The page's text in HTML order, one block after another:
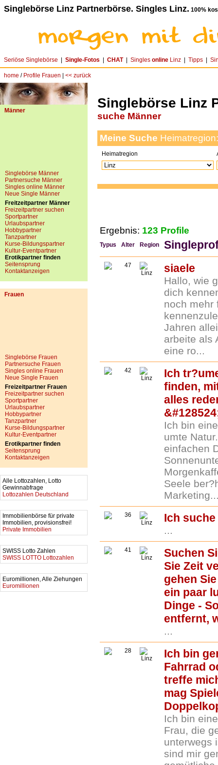
Singlebörse Linz Partnerbörse. Singles Linz. 100%
Seriöse Singlebörse Single-Fotos CHAT| Singles online Linz Tipps
home / Profile Frauen << zurück
Männer
Singlebörse Männer
Partnersuche Männer
Singles online Männer
Neue Single Männer
Freitzeitpartner Männer
Freizeitpartner suchen
Sportpartner
Urlaubspartner
Hobbypartner
Tanzpartner
Kurse-Bildungspartner
Kultur-Eventpartner
Erotikpartner finden
Seitensprung
Kontaktanzeigen
Frauen
Singlebörse Frauen
Partnersuche Frauen
Singles online Frauen
Neue Single Frauen
Freizeitpartner Frauen
Freizeitpartner suchen
Sportpartner
Urlaubspartner
Hobbypartner
Tanzpartner
Kurse-Bildungspartner
Kultur-Eventpartner
Erotikpartner finden
Seitensprung
Kontaktanzeigen
Alle Lottozahlen, Lotto
Gewinnabfrage
Lottozahlen Deutschland
Immobilienbörse für private
Immobilien, provisionsfrei!
Private Immobilien
SWISS Lotto Zahlen
SWISS LOTTO Lottozahlen
Euromillionen, Alle Ziehungen
Euromillionen
Singlebörse Linz
suche Männer
Meine Suche
Heimatregion
Ergebnis: 123 Profile
Typus Alter Region
47
Linz
siaele
Hallo, wie
dich
noch mehr
Jahren
arbeite als
eine ro...
42
Linz
Ich
finden,
alles
Ich bin
umte
einfachen
Seele
36
Linz
Ich
...
41
Linz
Suchen
Sie Zeit
gehen
ein paar
Dinge -
entfernt,
...
28
Linz
Ich bin
Fahrrad
treffe
mag
Ich bin
Frau, die
unterwegs
sind mir